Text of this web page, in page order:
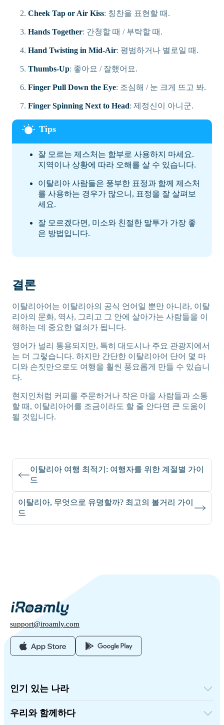
Cheek Tap or Air Kiss: 칭찬을 표현할 때.
Hands Together: 간청할 때 / 부탁할 때.
Hand Twisting in Mid-Air: 평범하거나 별로일 때.
Thumbs-Up: 좋아요 / 잘했어요.
Finger Pull Down the Eye: 조심해 / 눈 크게 뜨고 봐.
Finger Spinning Next to Head: 제정신이 아니군.
잘 모르는 제스처는 함부로 사용하지 마세요.
지역이나 상황에 따라 오해를 살 수 있습니다.
이탈리아 사람들은 풍부한 표정과 함께 제스처
를 사용하는 경우가 많으니, 표정을 잘 살펴보
세요.
잘 모르겠다면, 미소와 친절한 말투가 가장 좋
은 방법입니다.
결론
이탈리아어는 이탈리아의 공식 언어일 뿐만 아니라, 이탈
리아의 문화, 역사, 그리고 그 안에 살아가는 사람들을 이
해하는 데 중요한 열쇠가 됩니다.
영어가 널리 통용되지만, 특히 대도시나 주요 관광지에서
는 더 그렇습니다. 하지만 간단한 이탈리아어 단어 몇 마
디와 손짓만으로도 여행을 훨씬 풍요롭게 만들 수 있습니
다.
현지인처럼 커피를 주문하거나 작은 마을 사람들과 소통
할 때, 이탈리아어를 조금이라도 할 줄 안다면 큰 도움이
될 것입니다.
이탈리아 여행 최적기: 여행자를 위한 계절별 가이
드
이탈리아, 무엇으로 유명할까? 최고의 볼거리 가이
드
support@iroamly.com
인기 있는 나라
미국
영국
터키
우리와 함께하다